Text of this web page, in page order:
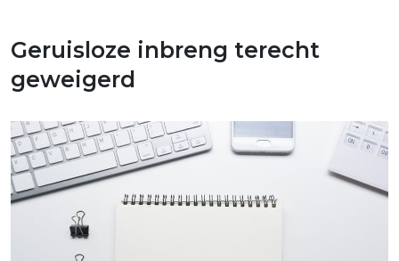
Loon
Xtra
Geruisloze inbreng terecht
geweigerd